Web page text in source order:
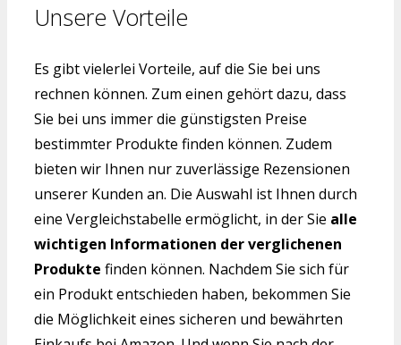
Unsere Vorteile
Es gibt vielerlei Vorteile, auf die Sie bei uns
rechnen können. Zum einen gehört dazu, dass
Sie bei uns immer die günstigsten Preise
bestimmter Produkte finden können. Zudem
bieten wir Ihnen nur zuverlässige Rezensionen
unserer Kunden an. Die Auswahl ist Ihnen durch
eine Vergleichstabelle ermöglicht, in der Sie alle
wichtigen Informationen der verglichenen
Produkte finden können. Nachdem Sie sich für
ein Produkt entschieden haben, bekommen Sie
die Möglichkeit eines sicheren und bewährten